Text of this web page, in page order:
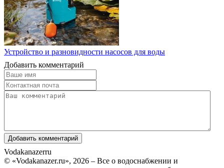
Устройство и разновидности насосов для воды
Добавить комментарий
Vodakanazerru
© «Vodakanazer.ru», 2026 – Все о водоснабжении и